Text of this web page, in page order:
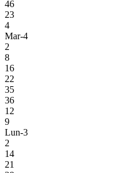
46
23
4
Mar-4
2
8
16
22
35
36
12
9
Lun-3
2
14
21